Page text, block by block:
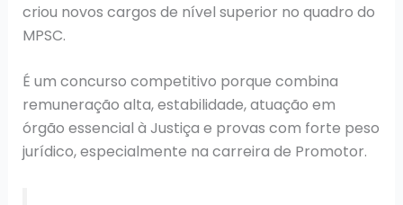
criou novos cargos de nível superior no quadro do
MPSC.
É um concurso competitivo porque combina
remuneração alta, estabilidade, atuação em
órgão essencial à Justiça e provas com forte peso
jurídico, especialmente na carreira de Promotor.